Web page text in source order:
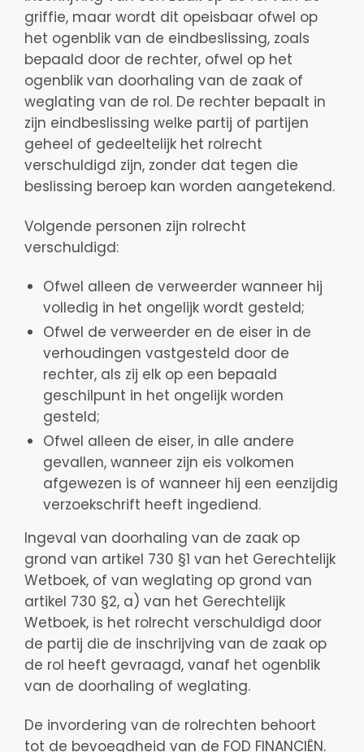
griffie, maar wordt dit opeisbaar ofwel op
het ogenblik van de eindbeslissing, zoals
bepaald door de rechter, ofwel op het
ogenblik van doorhaling van de zaak of
weglating van de rol. De rechter bepaalt in
zijn eindbeslissing welke partij of partijen
geheel of gedeeltelijk het rolrecht
verschuldigd zijn, zonder dat tegen die
beslissing beroep kan worden aangetekend.
Volgende personen zijn rolrecht
verschuldigd:
Ofwel alleen de verweerder wanneer hij
volledig in het ongelijk wordt gesteld;
Ofwel de verweerder en de eiser in de
verhoudingen vastgesteld door de
rechter, als zij elk op een bepaald
geschilpunt in het ongelijk worden
gesteld;
Ofwel alleen de eiser, in alle andere
gevallen, wanneer zijn eis volkomen
afgewezen is of wanneer hij een eenzijdig
verzoekschrift heeft ingediend.
Ingeval van doorhaling van de zaak op
grond van artikel 730 §1 van het Gerechtelijk
Wetboek, of van weglating op grond van
artikel 730 §2, a) van het Gerechtelijk
Wetboek, is het rolrecht verschuldigd door
de partij die de inschrijving van de zaak op
de rol heeft gevraagd, vanaf het ogenblik
van de doorhaling of weglating.
De invordering van de rolrechten behoort
tot de bevoegdheid van de FOD FINANCIËN.